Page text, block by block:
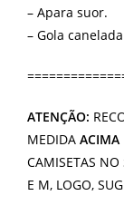
– Apara suor.
– Gola
ATENÇÃO:
MEDIDA ACIMA
CAMISETAS
E M, LOGO,